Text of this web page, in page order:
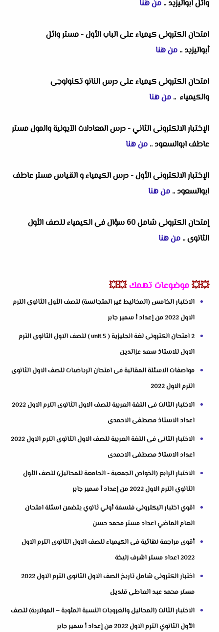
وائل أبواليزيد.. من هنا
امتحان الكترونى كيمياء على الباب الأول - مستر وائل
أبواليزيد.. من هنا
امتحان الكترونى كيمياء على درس النانو تكنولوجى
والكيمياء.. من هنا
الإختبار الالكترونى الثاني - درس المعادلات الآيونية والمول مستر
عاطف ابوالسعود.. من هنا
الإختبار الالكترونى الأول - درس الكيمياء و القياس مستر عاطف
ابوالسعود.. من هنا
إمتحان الكترونى شامل 60 سؤال فى الكيمياء للصف الأول
الثانوى.. من هنا
💥💥موضوعات تهمك 💥💥
الاختبار الخامس (المخاليط غير المتجانسة) للصف الأول الثانوي الترم
الاول 2022 من إعداد أ سمير جابر
2 امتحان الكترونى لغة انجليزية ( unit 5 ) للصف الاول الثانوى الترم
الاول للاستاذ سعد عزالدين
مواصفات الاسئلة المقالية فى امتحان الرياضيات للصف الاول الثانوى
الترم الاول 2022
الاختبار الثالث فى اللغة العربية للصف الاول الثانوى الترم الاول 2022
اعداد الاستاذ مصطفى الاحمدى
الاختبار الثانى فى اللغة العربية للصف الاول الثانوى الترم الاول 2022
اعداد الاستاذ مصطفى الاحمدى
الاختبار الرابع (الخواص الجمعية - الجامعة للمحاليل) للصف الأول
الثانوي الترم الاول 2022 من إعداد أ سمير جابر
اقوي اختبار اليكتروني فلسفة أولي ثانوي يتضمن اسئلة امتحان
العام الماضي اعداد مستر محمد حسن
أقوى مراجعة نهائية فى الكيمياء للصف الاول الثانوى الترم الاول
2022 اعداد مستر اشرف زليخة
اختبار الكترونى شامل تاريخ الصف الاول الثانوى الترم الاول 2022
مستر محمد عبد العاطي قنديل
الاختبار الثالث (المحاليل والغرويات النسبة المئوية – المولارية) للصف
الأول الثانوي الترم الاول 2022 من إعداد أ سمير جابر